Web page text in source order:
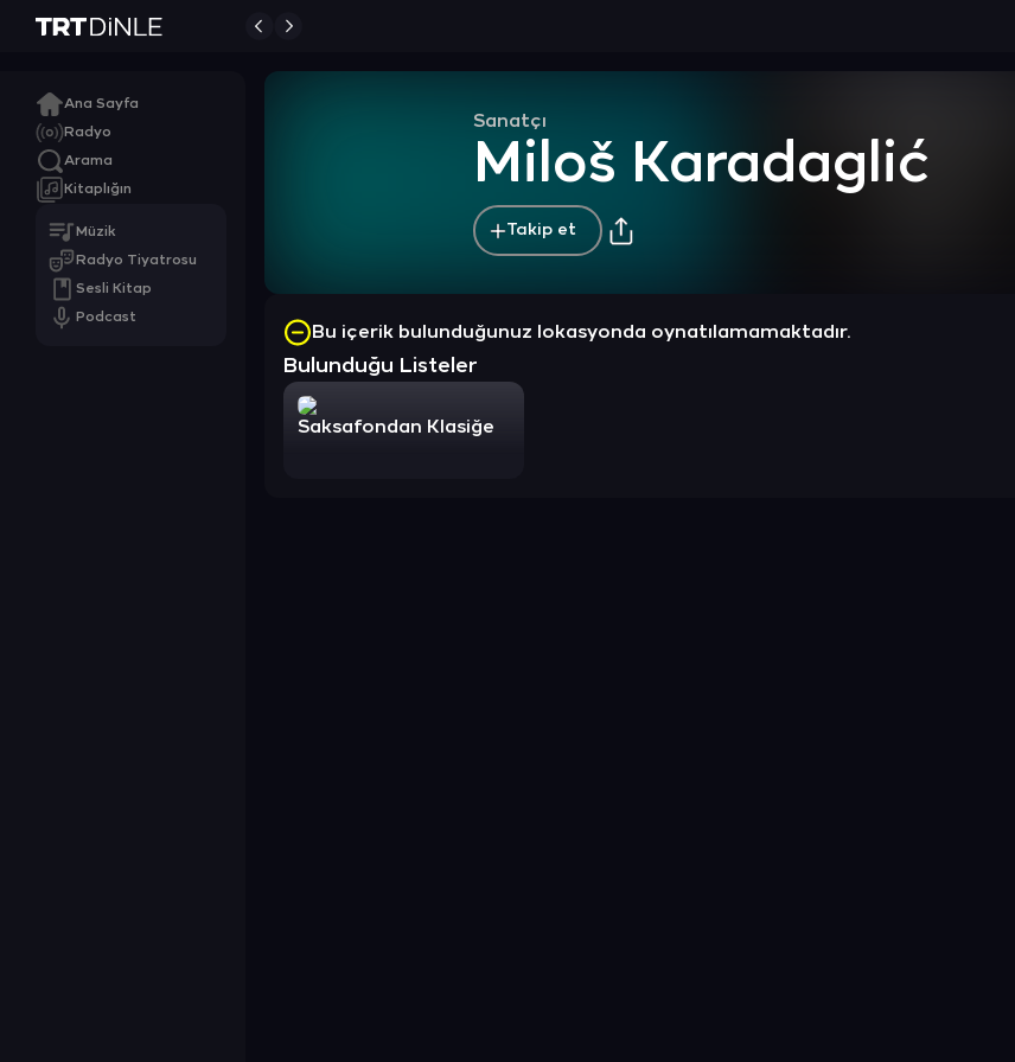
Ana Sayfa
Radyo
Arama
Kitaplığın
Müzik
Radyo Tiyatrosu
Sesli Kitap
Podcast
Sanatçı
Miloš Karadaglić
Takip et
Bu içerik bulunduğunuz lokasyonda oynatılamamaktadır.
Bulunduğu Listeler
Saksafondan Klasiğe